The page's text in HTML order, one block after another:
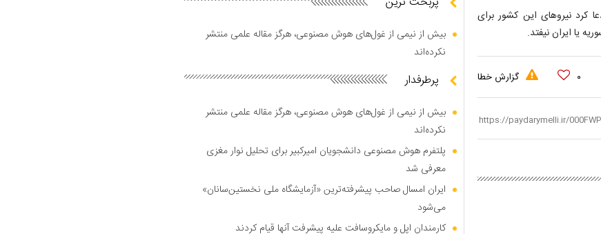
کرد نیروهای این کشور برای
یا ایران نیفتد.
۰ گزارش خطا
بیش از نیمی از غول‌های هوش مصنوعی، هرگز مقاله علمی منتشر
نکرده‌اند
پرطرفدار
بیش از نیمی از غول‌های هوش مصنوعی، هرگز مقاله علمی منتشر
نکرده‌اند
پلتفرم هوش مصنوعی دانشجویان امیرکبیر برای تحلیل نوار مغزی
معرفی شد
ایران امسال صاحب پیشرفته‌ترین «آزمایشگاه ملی نخستین‌سانان»
می‌شود
کارمندان اپل و مایکروسافت علیه پیشرفت آنها قیام کردند